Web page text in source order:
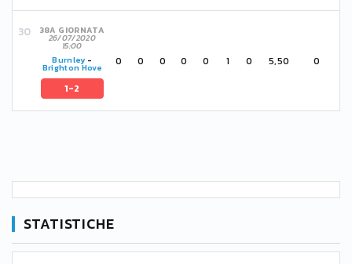
38A GIORNATA
26/07/2020
15:00
Burnley-
Brighton Hove
1-2
0 0 0 0 0 1 0 5,50 0
STATISTICHE